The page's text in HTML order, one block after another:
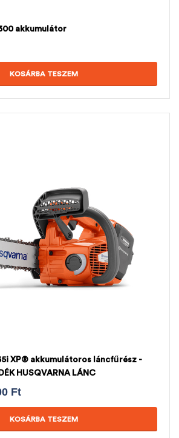
akkumulátor
KOSÁRBA TESZEM
XP® akkumulátoros láncfűrész -
HUSQVARNA LÁNC
Ft
KOSÁRBA TESZEM